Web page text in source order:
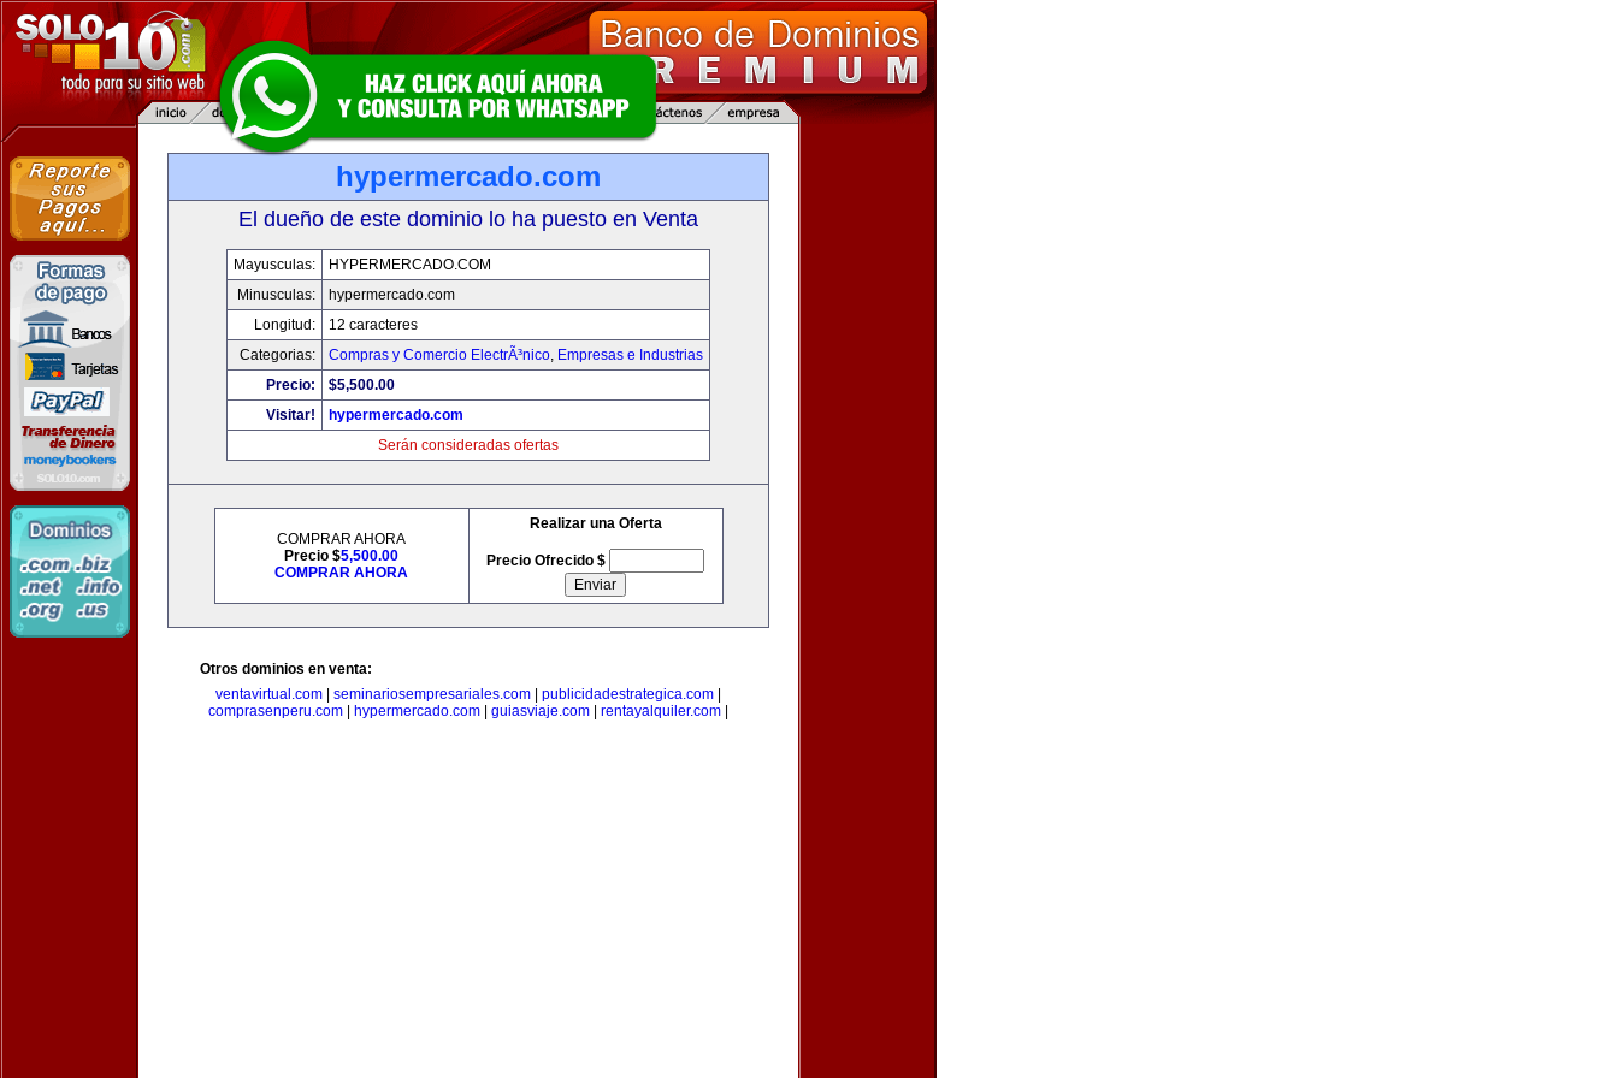
hypermercado.com
El dueño de este dominio lo ha puesto en Venta
Mayusculas:
HYPERMERCADO.COM
Minusculas:
hypermercado.com
Longitud:
12 caracteres
Categorias:
Compras y Comercio ElectrÃ³nico, Empresas e Industrias
Precio:
$5,500.00
Visitar!
hypermercado.com
Serán consideradas ofertas
COMPRAR AHORA
Precio $5,500.00
COMPRAR AHORA
Realizar una Oferta
Precio Ofrecido $
Otros dominios en venta:
ventavirtual.com
seminariosempresariales.com publicidadestrategica.com
comprasenperu.com
hypermercado.com guiasviaje.com rentayalquiler.com